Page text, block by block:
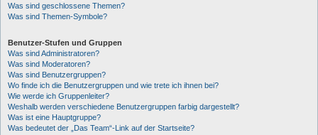
Was sind geschlossene Themen?
Was sind Themen-Symbole?
Benutzer-Stufen und Gruppen
Was sind Administratoren?
Was sind Moderatoren?
Was sind Benutzergruppen?
Wo finde ich die Benutzergruppen und wie trete ich ihnen bei?
Wie werde ich Gruppenleiter?
Weshalb werden verschiedene Benutzergruppen farbig dargestellt?
Was ist eine Hauptgruppe?
Was bedeutet der „Das Team“-Link auf der Startseite?